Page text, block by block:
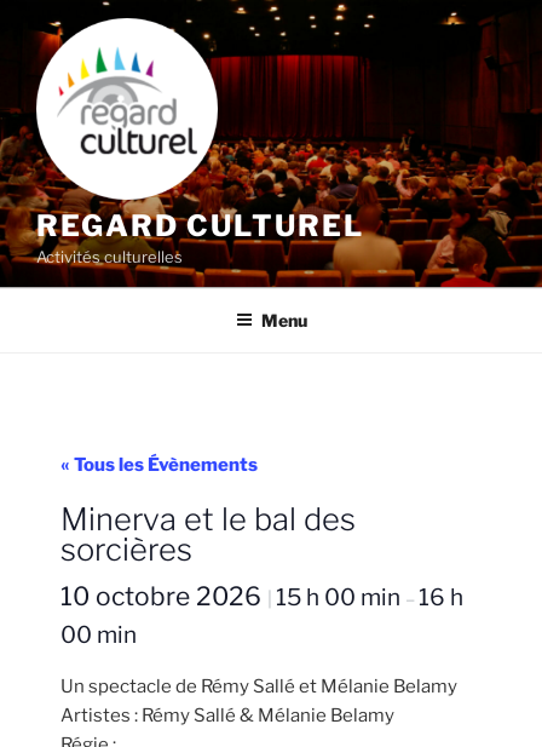
contenu
principal
REGARD CULTUREL
Activités culturelles
Menu
« Tous les Évènements
Minerva et le bal des
sorcières
10 octobre 2026 15 h 00 min – 16 h
00 min
Un spectacle de Rémy Sallé et Mélanie Belamy
Artistes : Rémy Sallé & Mélanie Belamy